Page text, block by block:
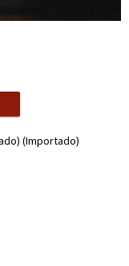
(Importado)